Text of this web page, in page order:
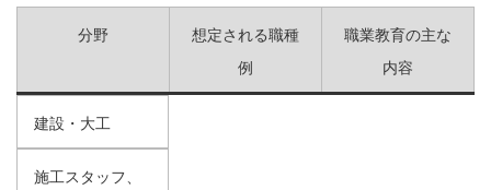
分野
想定される職種
例
職業教育の主な
内容
建設・大工
施工スタッフ、